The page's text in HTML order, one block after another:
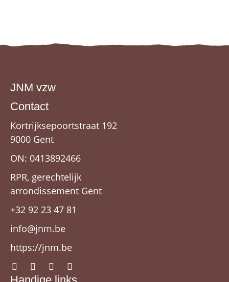
JNM vzw
Contact
Kortrijksepoortstraat 192
9000 Gent
ON: 0413892466
RPR, gerechtelijk
arrondissement Gent
+32 92 23 47 81
info@jnm.be
https://jnm.be